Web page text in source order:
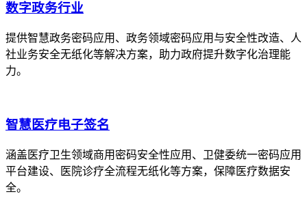
数字政务行业
提供智慧政务密码应用、政务领域密码应用与安全性改造、人
社业务安全无纸化等解决方案，助力政府提升数字化治理能
力。
智慧医疗电子签名
涵盖医疗卫生领域商用密码安全性应用、卫健委统一密码应用
平台建设、医院诊疗全流程无纸化等方案，保障医疗数据安
全。